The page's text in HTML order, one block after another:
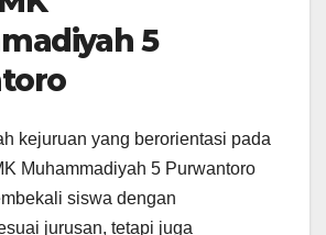
5
kejuruan yang berorientasi pada
Muhammadiyah 5 Purwantoro
siswa dengan
jurusan, tetapi juga